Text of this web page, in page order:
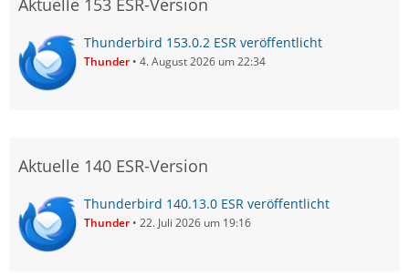
Aktuelle 153 ESR-Version
Thunderbird 153.0.2 ESR veröffentlicht
Thunder 4. August 2026 um 22:34
Aktuelle 140 ESR-Version
Thunderbird 140.13.0 ESR veröffentlicht
Thunder 22. Juli 2026 um 19:16